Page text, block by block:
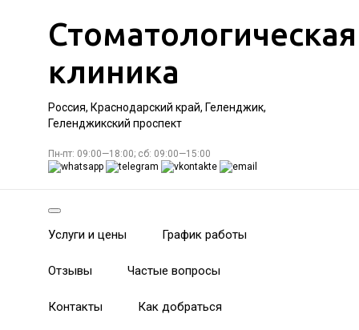
Стоматологическая
клиника
Россия, Краснодарский край, Геленджик,
Геленджикский проспект
Пн-пт: 09:00—18:00; сб: 09:00—15:00
Услуги и цены График работы
Отзывы Частые вопросы
Контакты Как добраться